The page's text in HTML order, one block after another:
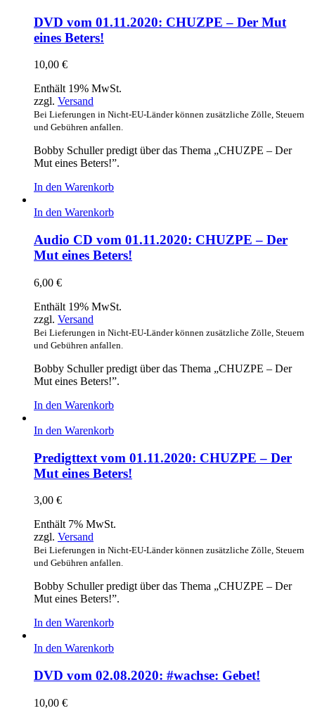
DVD vom 01.11.2020: CHUZPE – Der Mut
eines Beters!
10,00 €
Enthält 19% MwSt.
zzgl. Versand
Bei Lieferungen in Nicht-EU-Länder können zusätzliche Zölle, Steuern
und Gebühren anfallen.
Bobby Schuller predigt über das Thema „CHUZPE – Der
Mut eines Beters!”.
In den Warenkorb
In den Warenkorb
Audio CD vom 01.11.2020: CHUZPE – Der
Mut eines Beters!
6,00 €
Enthält 19% MwSt.
zzgl. Versand
Bei Lieferungen in Nicht-EU-Länder können zusätzliche Zölle, Steuern
und Gebühren anfallen.
Bobby Schuller predigt über das Thema „CHUZPE – Der
Mut eines Beters!”.
In den Warenkorb
In den Warenkorb
Predigttext vom 01.11.2020: CHUZPE – Der
Mut eines Beters!
3,00 €
Enthält 7% MwSt.
zzgl. Versand
Bei Lieferungen in Nicht-EU-Länder können zusätzliche Zölle, Steuern
und Gebühren anfallen.
Bobby Schuller predigt über das Thema „CHUZPE – Der
Mut eines Beters!”.
In den Warenkorb
In den Warenkorb
DVD vom 02.08.2020: #wachse: Gebet!
10,00 €